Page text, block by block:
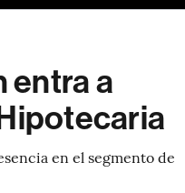
entra a
en el segmento de